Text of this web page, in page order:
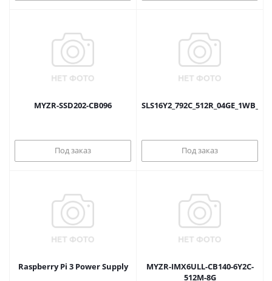
MYZR-SSD202-CB096
Под заказ
SLS16Y2_792C_512R_04GE_1WB_E
Под заказ
Raspberry Pi 3 Power Supply
MYZR-IMX6ULL-CB140-6Y2C-
512M-8G